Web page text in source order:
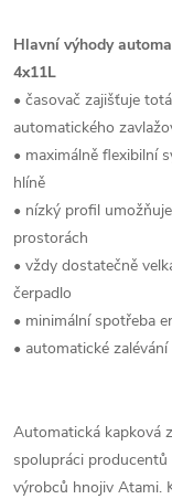
Hlavní výhody
4x11L
• časovač zajišťuje
automatického
• maximálně flexibilní
hlíně
• nízký profil
prostorách
• vždy dostatečně
čerpadlo
• minimální spotřeba
• automatické
Automatická kapková
spolupráci
výrobců hnojiv Atami.